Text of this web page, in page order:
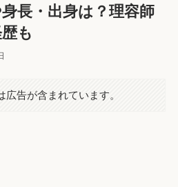
長・出身は？理容師
も
告が含まれています。